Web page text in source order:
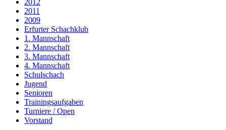
2012
2011
2009
Erfurter Schachklub
1. Mannschaft
2. Mannschaft
3. Mannschaft
4. Mannschaft
Schulschach
Jugend
Senioren
Trainingsaufgaben
Turniere / Open
Vorstand